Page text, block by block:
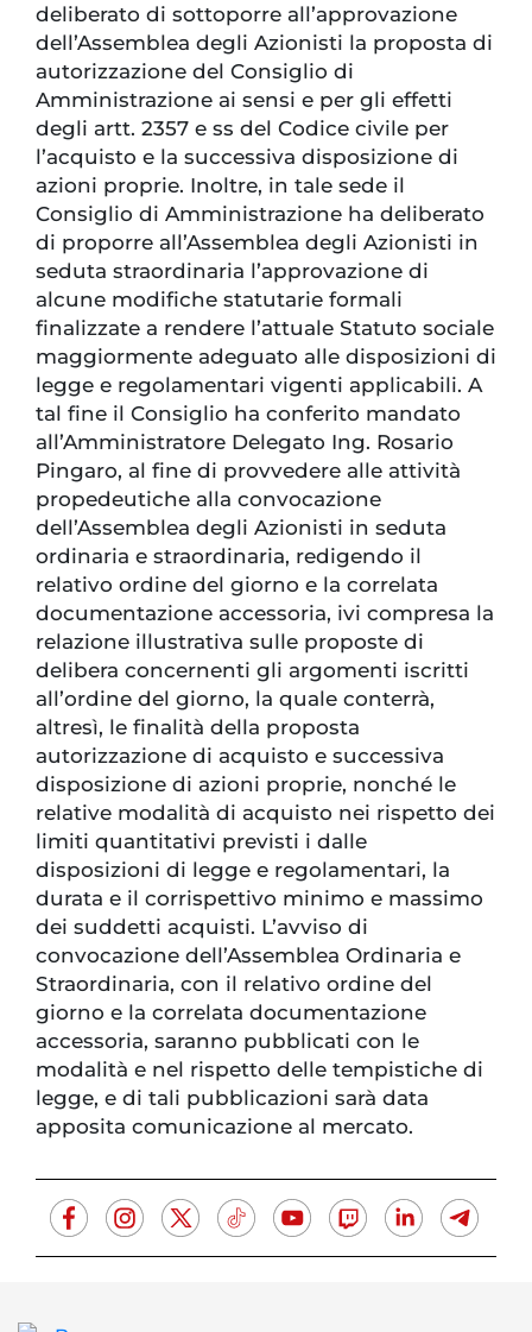
deliberato di sottoporre all’approvazione
dell’Assemblea degli Azionisti la proposta di
autorizzazione del Consiglio di
Amministrazione ai sensi e per gli effetti
degli artt. 2357 e ss del Codice civile per
l’acquisto e la successiva disposizione di
azioni proprie. Inoltre, in tale sede il
Consiglio di Amministrazione ha deliberato
di proporre all’Assemblea degli Azionisti in
seduta straordinaria l’approvazione di
alcune modifiche statutarie formali
finalizzate a rendere l’attuale Statuto sociale
maggiormente adeguato alle disposizioni di
legge e regolamentari vigenti applicabili. A
tal fine il Consiglio ha conferito mandato
all’Amministratore Delegato Ing. Rosario
Pingaro, al fine di provvedere alle attività
propedeutiche alla convocazione
dell’Assemblea degli Azionisti in seduta
ordinaria e straordinaria, redigendo il
relativo ordine del giorno e la correlata
documentazione accessoria, ivi compresa la
relazione illustrativa sulle proposte di
delibera concernenti gli argomenti iscritti
all’ordine del giorno, la quale conterrà,
altresì, le finalità della proposta
autorizzazione di acquisto e successiva
disposizione di azioni proprie, nonché le
relative modalità di acquisto nei rispetto dei
limiti quantitativi previsti i dalle
disposizioni di legge e regolamentari, la
durata e il corrispettivo minimo e massimo
dei suddetti acquisti. L’avviso di
convocazione dell’Assemblea Ordinaria e
Straordinaria, con il relativo ordine del
giorno e la correlata documentazione
accessoria, saranno pubblicati con le
modalità e nel rispetto delle tempistiche di
legge, e di tali pubblicazioni sarà data
apposita comunicazione al mercato.